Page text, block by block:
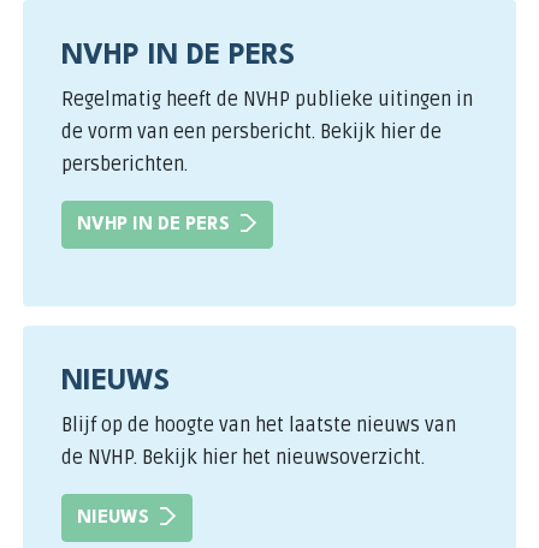
NVHP IN DE PERS
Regelmatig heeft de NVHP publieke uitingen in
de vorm van een persbericht. Bekijk hier de
persberichten.
NVHP IN DE PERS
NIEUWS
Blijf op de hoogte van het laatste nieuws van
de NVHP. Bekijk hier het nieuwsoverzicht.
NIEUWS